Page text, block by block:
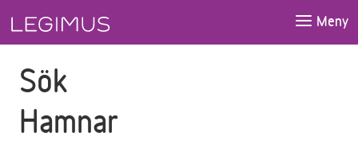
Meny
Sök
Hamnar